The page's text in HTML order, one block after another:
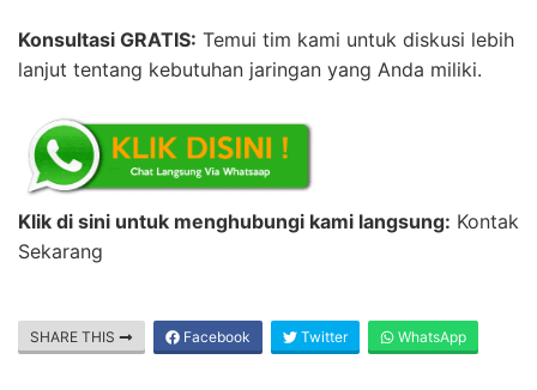
Konsultasi GRATIS: Temui tim kami untuk diskusi lebih
lanjut tentang kebutuhan jaringan yang Anda miliki.
Klik di sini untuk menghubungi kami langsung: Kontak
Sekarang
SHARE THIS Facebook Twitter WhatsApp